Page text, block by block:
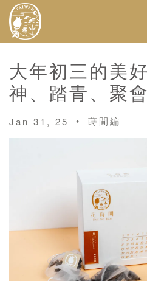
大年初三的美
神、踏青、聚
Jan 31, 25 • 蒔間編